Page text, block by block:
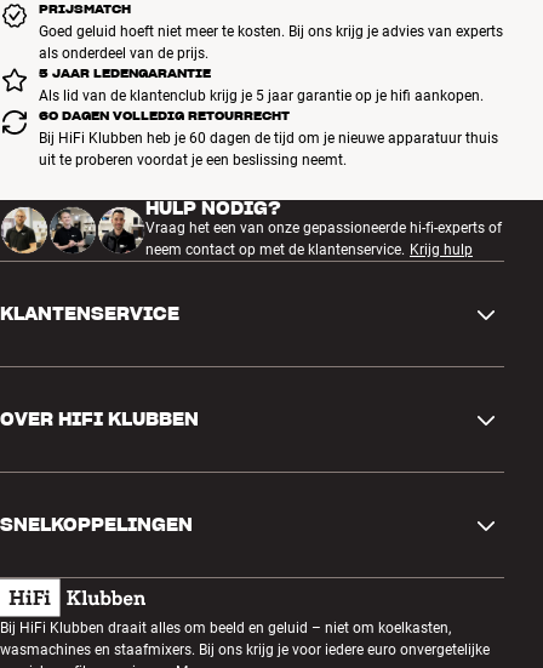
PRIJSMATCH
Goed geluid hoeft niet meer te kosten. Bij ons krijg je advies van experts
als onderdeel van de prijs.
5 JAAR LEDENGARANTIE
Als lid van de klantenclub krijg je 5 jaar garantie op je hifi aankopen.
60 DAGEN VOLLEDIG RETOURRECHT
Bij HiFi Klubben heb je 60 dagen de tijd om je nieuwe apparatuur thuis
uit te proberen voordat je een beslissing neemt.
HULP NODIG?
Vraag het een van onze gepassioneerde hi-fi-experts of
neem contact op met de klantenservice. Krijg hulp
KLANTENSERVICE
Ruilen en retourneren
Bestelling herroepen
Algemene voorwaarden
Privacybeleid
OVER HIFI KLUBBEN
Klantenclub
Luisteravond
SNELKOPPELINGEN
Cadeaubonnen
Bouwen met geluid
Bij HiFi Klubben draait alles om beeld en geluid – niet om koelkasten,
wasmachines en staafmixers. Bij ons krijg je voor iedere euro onvergetelijke